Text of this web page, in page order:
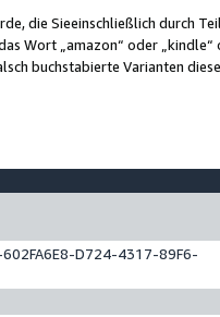
die Sieeinschließlich durch
Wort „amazon“ oder „kindle“
buchstabierte Varianten
D724-4317-89F6-